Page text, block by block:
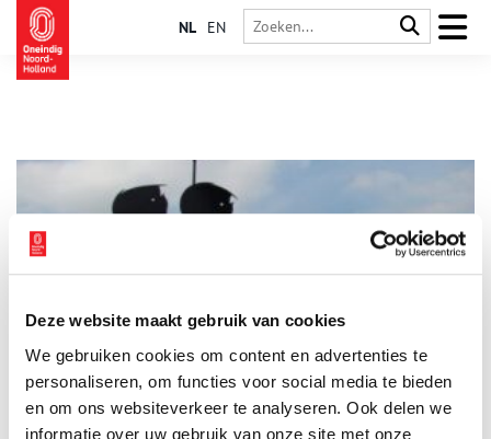
Deze website maakt gebruik van cookies
We gebruiken cookies om content en advertenties te
personaliseren, om functies voor social media te bieden
en om ons websiteverkeer te analyseren. Ook delen we
informatie over uw gebruik van onze site met onze
NL EN
Bij Fiep Westendorp (1916-2004) denken we misschien het
eerst aan Jip en Janneke, maar het oeuvre van de tekenares
was veel groter dan dat. Tekenen vond ze het leukste wat er
was. Ze tekende zelfs zoveel dat na haar dood boekjes en